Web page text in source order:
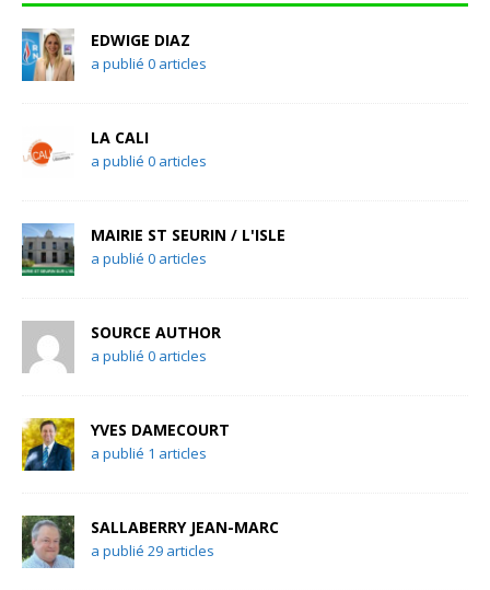
EDWIGE DIAZ
a publié 0 articles
LA CALI
a publié 0 articles
MAIRIE ST SEURIN / L'ISLE
a publié 0 articles
SOURCE AUTHOR
a publié 0 articles
YVES DAMECOURT
a publié 1 articles
SALLABERRY JEAN-MARC
a publié 29 articles